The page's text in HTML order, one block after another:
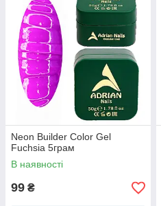
Neon Builder Color Gel
Fuchsia 5грам
В наявності
99 ₴